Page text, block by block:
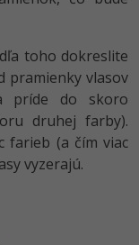
toho dokreslite
pramienky vlasov
príde do skoro
druhej farby).
farieb (a čím viac
vyzerajú.